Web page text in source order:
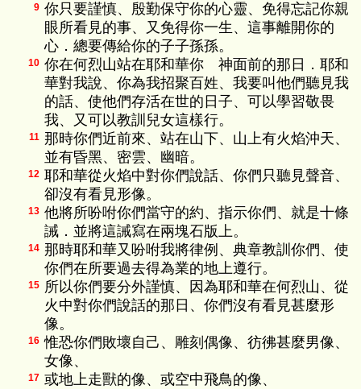
9 你只要謹慎、殷勤保守你的心靈、免得忘記你親
眼所看見的事、又免得你一生、這事離開你的
心．總要傳給你的子子孫孫。
10 你在何烈山站在耶和華你 神面前的那日．耶和
華對我說、你為我招聚百姓、我要叫他們聽見我
的話、使他們存活在世的日子、可以學習敬畏
我、又可以教訓兒女這樣行。
11 那時你們近前來、站在山下、山上有火焰沖天、
並有昏黑、密雲、幽暗。
12 耶和華從火焰中對你們說話、你們只聽見聲音、
卻沒有看見形像。
13 他將所吩咐你們當守的約、指示你們、就是十條
誡．並將這誡寫在兩塊石版上。
14 那時耶和華又吩咐我將律例、典章教訓你們、使
你們在所要過去得為業的地上遵行。
15 所以你們要分外謹慎、因為耶和華在何烈山、從
火中對你們說話的那日、你們沒有看見甚麼形
像。
16 惟恐你們敗壞自己、雕刻偶像、彷彿甚麼男像、
女像、
17 或地上走獸的像、或空中飛鳥的像、